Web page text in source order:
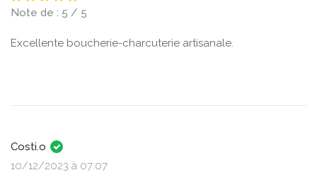
Note de : 5 / 5
Excellente boucherie-charcuterie artisanale.
Costi.o
10/12/2023 à 07:07